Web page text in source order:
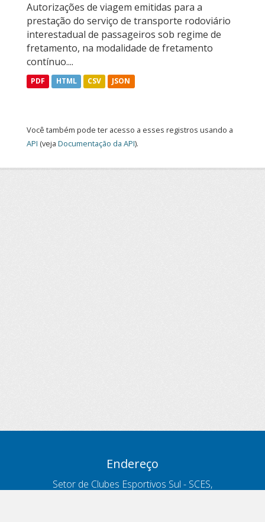
Autorizações de viagem emitidas para a
prestação do serviço de transporte rodoviário
interestadual de passageiros sob regime de
fretamento, na modalidade de fretamento
contínuo....
PDF HTML CSV JSON
Você também pode ter acesso a esses registros usando a
API (veja Documentação da API).
Endereço
Setor de Clubes Esportivos Sul - SCES,